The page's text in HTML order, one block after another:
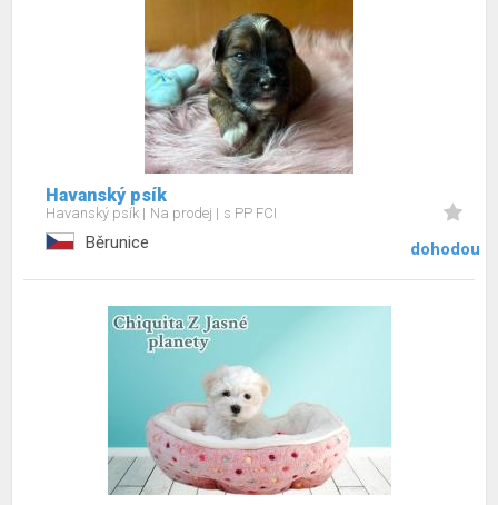
Havanský psík
Havanský psík Na prodej s PP FCI
Běrunice dohodou